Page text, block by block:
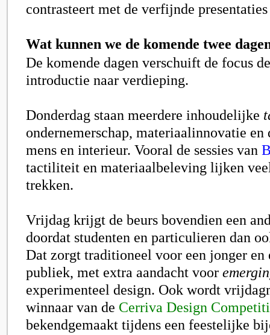
contrasteert met de verfijnde presentaties
Wat kunnen we de komende twee
De komende dagen verschuift de focus
introductie naar verdieping.
Donderdag staan meerdere inhoudelijke
ondernemerschap, materiaalinnovatie en
mens en interieur. Vooral de sessies van
tactiliteit en materiaalbeleving lijken
trekken.
Vrijdag krijgt de beurs bovendien een
doordat studenten en particulieren dan
Dat zorgt traditioneel voor een jonger en
publiek, met extra aandacht voor
experimenteel design. Ook wordt
winnaar van de Cerriva Design
bekendgemaakt tijdens een feestelijke